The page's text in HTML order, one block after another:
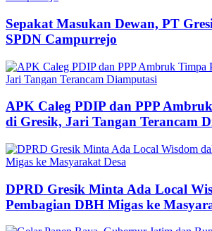
Sepakat Masukan Dewan, PT
SPDN Campurrejo
APK Caleg PDIP dan PPP
di Gresik, Jari Tangan Terancam
DPRD Gresik Minta Ada Local
Pembagian DBH Migas ke